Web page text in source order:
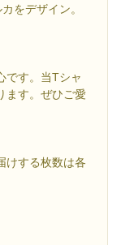
をデザイン。
です。当Tシャ
ます。ぜひご愛
けする枚数は各